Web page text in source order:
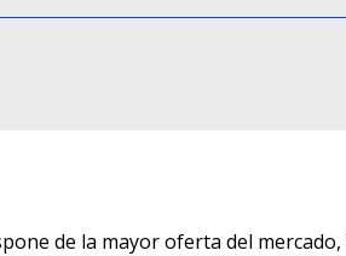
de la mayor oferta del